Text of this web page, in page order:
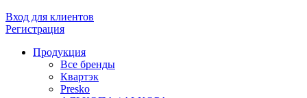
Вход для клиентов
Регистрация
Продукция
Все бренды
Квартэк
Presko